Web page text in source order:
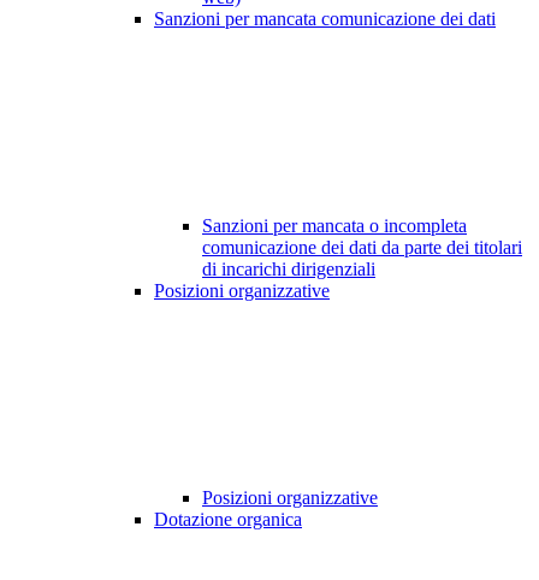
Sanzioni per mancata comunicazione dei dati
Sanzioni per mancata o incompleta
comunicazione dei dati da parte dei titolari
di incarichi dirigenziali
Posizioni organizzative
Posizioni organizzative
Dotazione organica